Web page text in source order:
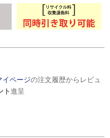
イページの注文履歴からレビュ
ト進呈